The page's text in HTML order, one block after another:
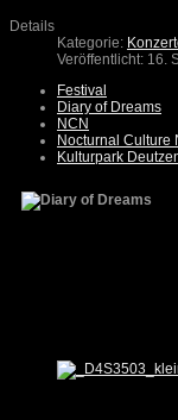
Details
Kategorie:
Veröffentlicht: 16.
Festival
Diary of Dreams
NCN
Nocturnal Culture
Kulturpark